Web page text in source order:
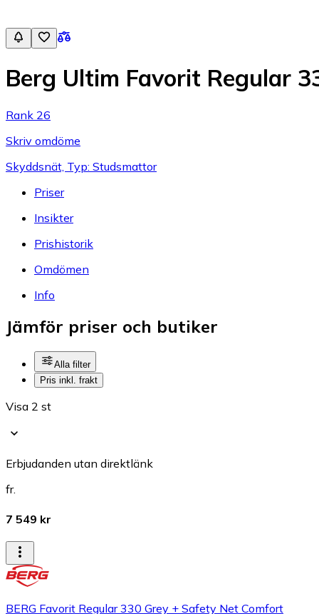
Berg Ultim Favorit Regular
Rank 26
Skriv omdöme
Skyddsnät, Typ: Studsmattor
Priser
Insikter
Prishistorik
Omdömen
Info
Jämför priser och butiker
Alla filter
Pris inkl. frakt
Visa 2 st
Erbjudanden utan direktlänk
fr.
7 549 kr
BERG Favorit Regular 330 Grey + Safety Net Comfort